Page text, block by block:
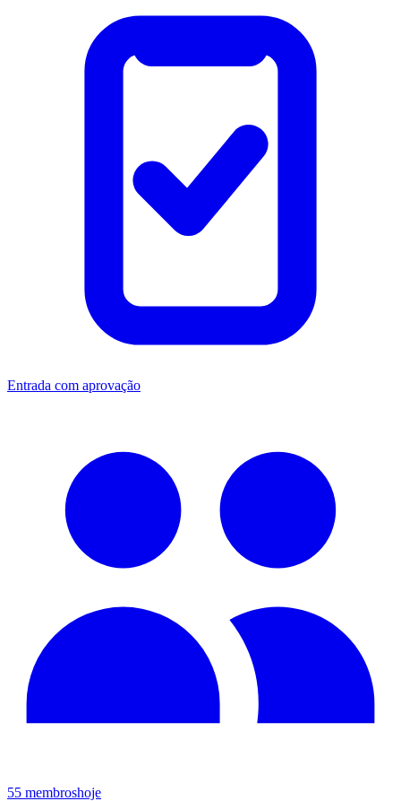
Entrada com aprovação
55 membroshoje